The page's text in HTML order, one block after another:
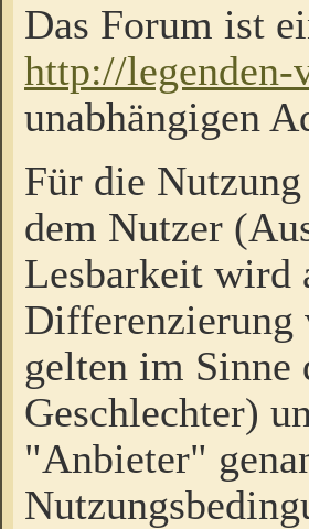
Das Forum ist
http://legenden-
unabhängigen
Für die
dem Nutzer
Lesbarkeit wird
Differenzierung
gelten im Sinne
Geschlechter)
"Anbieter"